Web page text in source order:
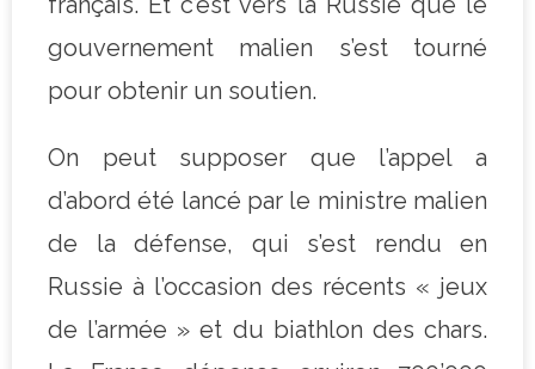
gouvernement malien s’est tourné
pour obtenir un soutien.
On peut supposer que l’appel a
d’abord été lancé par le ministre malien
de la défense, qui s’est rendu en
Russie à l’occasion des récents « jeux
de l’armée » et du biathlon des chars.